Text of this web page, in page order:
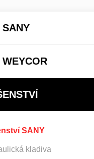
SANY
kladiva